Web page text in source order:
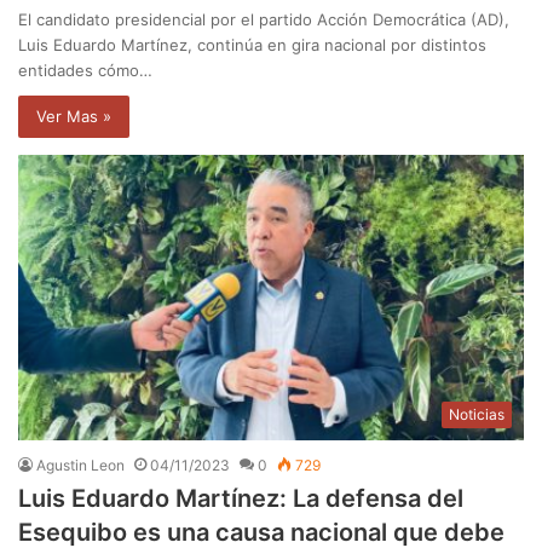
El candidato presidencial por el partido Acción Democrática (AD),
Luis Eduardo Martínez, continúa en gira nacional por distintos
entidades cómo…
Ver Mas »
Noticias
Agustin Leon 04/11/2023 0 729
Luis Eduardo Martínez: La defensa del
Esequibo es una causa nacional que debe